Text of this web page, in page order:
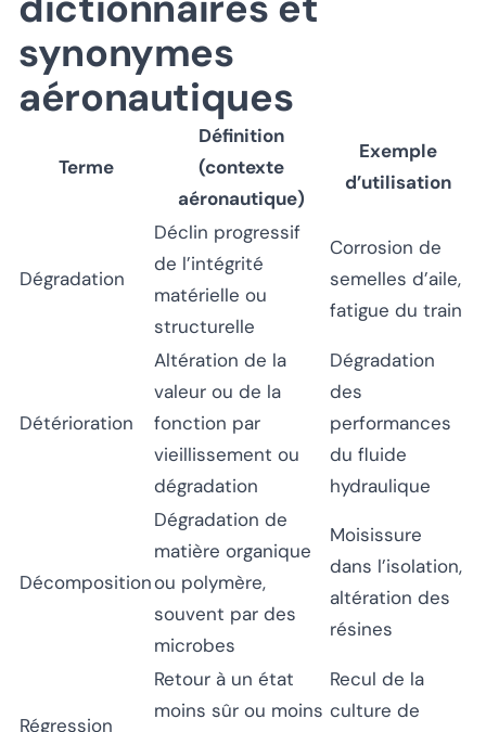
synonymes
aéronautiques
Terme
Définition
(contexte
aéronautique)
Exemple
d’utilisation
Dégradation
Déclin progressif
de l’intégrité
matérielle ou
structurelle
Corrosion de
semelles d’aile,
fatigue du train
Détérioration
Altération de la
valeur ou de la
fonction par
vieillissement ou
dégradation
Dégradation
des
performances
du fluide
hydraulique
Décomposition
Dégradation de
matière organique
ou polymère,
souvent par des
microbes
Moisissure
dans l’isolation,
altération des
résines
Régression
Retour à un état
moins sûr ou moins
Recul de la
culture de